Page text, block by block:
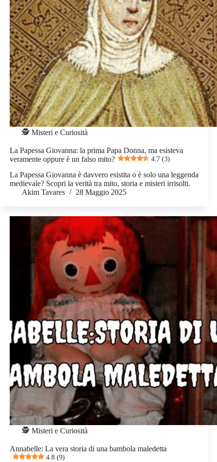
🕵️ Misteri e Curiosità
La Papessa Giovanna: la prima Papa Donna, ma esisteva
veramente oppure è un falso mito?
4.7 (3)
La Papessa Giovanna è davvero esistita o è solo una leggenda
medievale? Scopri la verità tra mito, storia e misteri irrisolti.
Akim Tavares
28 Maggio 2025
🕵️ Misteri e Curiosità
Annabelle: La vera storia di una bambola maledetta
4.8 (9)